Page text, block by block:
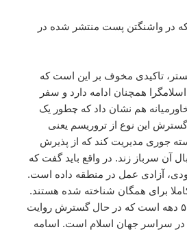
در واشنگتن پست منتشر شده در
تاکیدی مخوف بر این است که
همچنان ادامه دارد و سفر
هم نشان داد که چطور یک
این نوع از تروریسم یعنی
جوری مدیریت کند که از پذیرش
آن سرباز زند. در واقع باید گفت که
آزادی عمل در منطقه داده است.
برای همگان شناخته شده هستند.
عربستان سعودی برای ۵ دهه است که در حال گسترش روایت
در سراسر جهان اسلام است. اسامه